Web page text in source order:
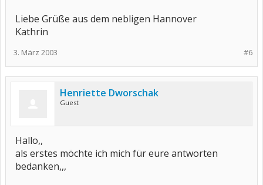
Liebe Grüße aus dem nebligen Hannover
Kathrin
#6
3. März 2003
Henriette Dworschak
Guest
Hallo,,
als erstes möchte ich mich für eure antworten
bedanken,,,